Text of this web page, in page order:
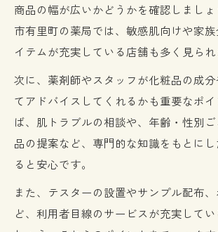
る理由
薬局化粧品取り扱いと住みや
とは
薬局が提供する地域密着型サ
とは
薬局と共に実現する家族の充
活
薬局でお得に暮らす工夫が生
る
日用品も充実の薬局で暮らしやす
商品の幅が広いかどうかを確認しまし
市有里町の薬局では、敏感肌向けや家
イテムが充実している店舗も多く見られ
次に、薬剤師やスタッフが化粧品の成
てアドバイスしてくれるかも重要なポ
ば、肌トラブルの相談や、年齢・性別
品の提案など、専門的な知識をもとに
ると安心です。
また、テスターの設置やサンプル配布
ど、利用者目線のサービスが充実して